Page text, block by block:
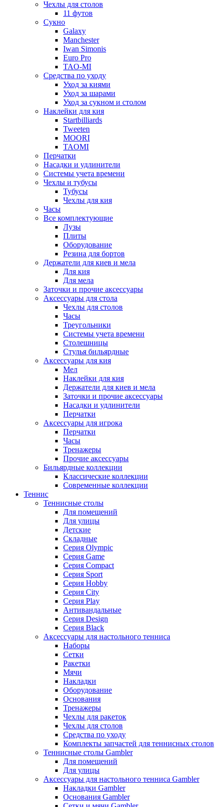
Чехлы для столов
11 футов
Сукно
Galaxy
Manchester
Iwan Simonis
Euro Pro
TAO-MI
Средства по уходу
Уход за киями
Уход за шарами
Уход за сукном и столом
Наклейки для кия
Startbilliards
Tweeten
MOORI
TAOMI
Перчатки
Насадки и удлинители
Системы учета времени
Чехлы и тубусы
Тубусы
Чехлы для кия
Часы
Все комплектующие
Лузы
Плиты
Оборудование
Резина для бортов
Держатели для киев и мела
Для кия
Для мела
Заточки и прочие аксессуары
Аксессуары для стола
Чехлы для столов
Часы
Треугольники
Системы учета времени
Столешницы
Стулья бильярдные
Аксессуары для кия
Мел
Наклейки для кия
Держатели для киев и мела
Заточки и прочие аксессуары
Насадки и удлинители
Перчатки
Аксессуары для игрока
Перчатки
Часы
Тренажеры
Прочие аксессуары
Бильярдные коллекции
Классические коллекции
Современные коллекции
Теннис
Теннисные столы
Для помещений
Для улицы
Детские
Складные
Серия Olympic
Серия Game
Серия Compact
Серия Sport
Серия Hobby
Серия City
Серия Play
Антивандальные
Серия Design
Серия Black
Аксессуары для настольного тенниса
Наборы
Сетки
Ракетки
Мячи
Накладки
Оборудование
Основания
Тренажеры
Чехлы для ракеток
Чехлы для столов
Средства по уходу
Комплекты запчастей для теннисных столов
Теннисные столы Gambler
Для помещений
Для улицы
Аксессуары для настольного тенниса Gambler
Накладки Gambler
Основания Gambler